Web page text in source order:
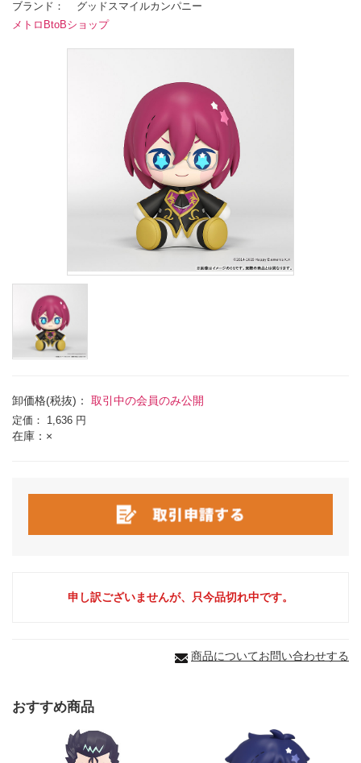
ブランド
グッドスマイルカンパニー
メトロBtoBショップ
卸価格(税抜)： 取引中の会員のみ公開
定価： 1,636 円
在庫：×
申し訳ございませんが、只今品切れ中です。
商品についてお問い合わせする
おすすめ商品